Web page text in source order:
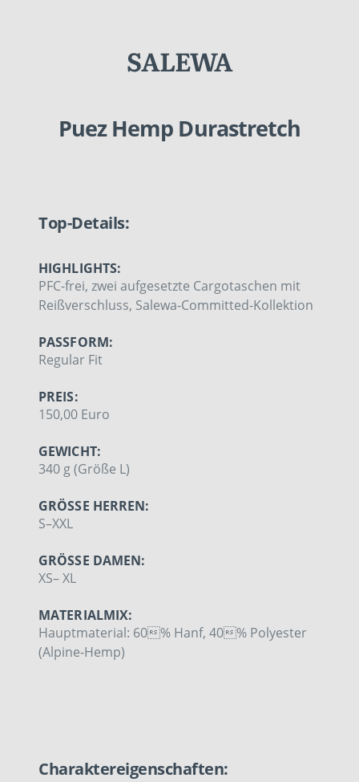
SALEWA
Puez Hemp Durastretch
Top-Details:
HIGHLIGHTS:
PFC-frei, zwei aufgesetzte Cargotaschen mit
Reißverschluss, Salewa-Committed-Kollektion
PASSFORM:
Regular Fit
PREIS:
150,00 Euro
GEWICHT:
340 g (Größe L)
GRÖSSE HERREN:
S–XXL
GRÖSSE DAMEN:
XS– XL
MATERIALMIX:
Hauptmaterial: 60% Hanf, 40% Polyester
(Alpine-Hemp)
Charaktereigenschaften: